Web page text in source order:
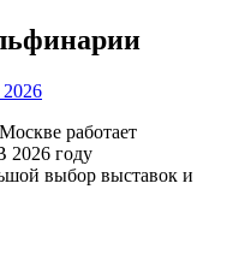
работает
2026 году
выбор выставок и